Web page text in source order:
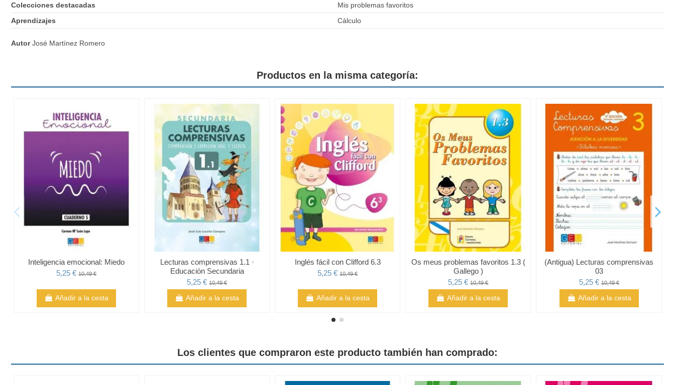
Colecciones destacadas
Mis problemas favoritos
Aprendizajes
Cálculo
Autor José Martínez Romero
Productos en la misma categoría:
Inteligencia emocional: Miedo
5,25 € 10,49 €
Añadir a la cesta
Lecturas comprensivas 1.1 ·
Educación Secundaria
5,25 € 10,49 €
Añadir a la cesta
Inglés fácil con Clifford 6.3
5,25 €10,49 €
Añadir a la cesta
Os meus problemas favoritos 1.3 (
Gallego )
5,25 €10,49 €
Añadir a la cesta
(Antigua) Lecturas comprensivas
03
5,25 €10,49 €
Añadir a la cesta
Los clientes que compraron este producto también han comprado: